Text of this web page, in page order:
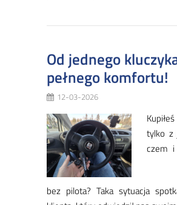
Od jednego
pełnego komfortu!
12-03-2026
tyl­ko
czem
bez pi­lo­ta? ​Ta­ka sy­tu­acja